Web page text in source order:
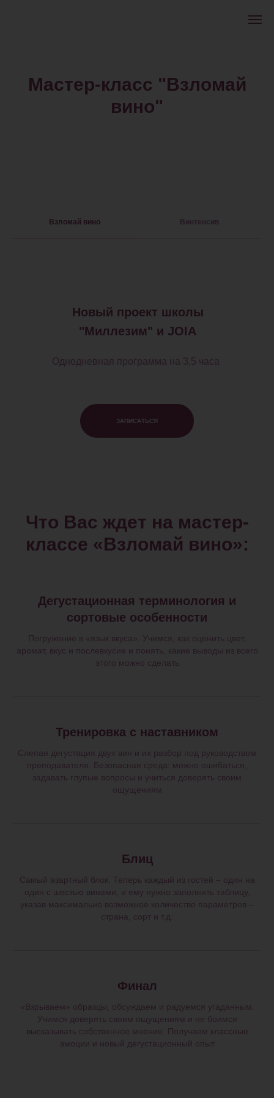
Мастер-класс "Взломай
вино"
Взломай вино Винтенсив
ЗАПИСАТЬСЯ
Новый проект школы
"Миллезим" и JOIA
Однодневная программа на 3,5 часа
Что Вас ждет на мастер-
классе «Взломай вино»:
Дегустационная терминология и
сортовые особенности
Погружение в «язык вкуса». Учимся, как оценить цвет,
аромат, вкус и послевкусие и понять, какие выводы из всего
этого можно сделать
Тренировка с наставником
Слепая дегустация двух вин и их разбор под руководством
преподавателя. Безопасная среда: можно ошибаться,
задавать глупые вопросы и учиться доверять своим
ощущениям
Блиц
Самый азартный блок. Теперь каждый из гостей – один на
один с шестью винами, и ему нужно заполнить таблицу,
указав максимально возможное количество параметров –
страна, сорт и т.д.
Финал
«Взрываем» образцы, обсуждаем и радуемся угаданным.
Учимся доверять своим ощущениям и не боимся
высказывать собственное мнение. Получаем классные
эмоции и новый дегустационный опыт